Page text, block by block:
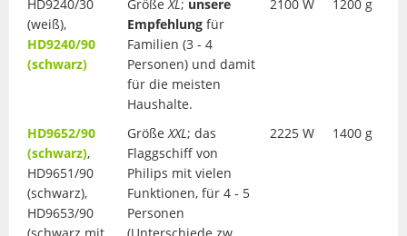
HD9240/30
(weiß),
HD9240/90
(schwarz)
GrößeXL; unsere
Empfehlung für
Familien (3 - 4
Personen) und damit
für die meisten
Haushalte.
2100 W 1200 g
HD9652/90
(schwarz),
HD9651/90
(schwarz),
HD9653/90
GrößeXXL; das
Flaggschiff von
Philips mit vielen
Funktionen, für 4 - 5
Personen
2225 W 1400 g